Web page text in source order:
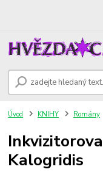
Úvod KNIHY Romány
Kalogridis